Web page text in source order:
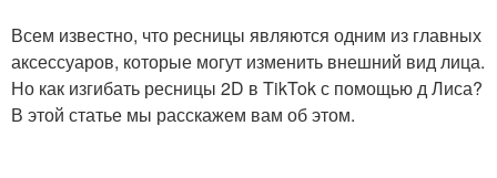
Всем известно, что ресницы являются одним из главных
аксессуаров, которые могут изменить внешний вид лица.
Но как изгибать ресницы 2D в TikTok с помощью д Лиса?
В этой статье мы расскажем вам об этом.